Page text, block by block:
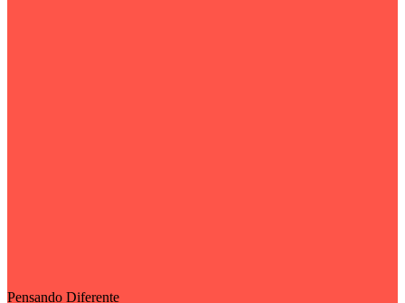
Pensando Diferente